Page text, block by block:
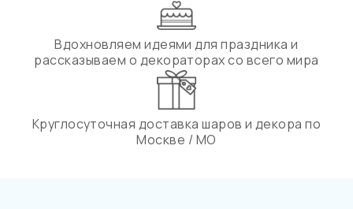
Вдохновляем идеями для праздника и
рассказываем о декораторах со всего мира
Круглосуточная доставка шаров и декора по
Москве / МО